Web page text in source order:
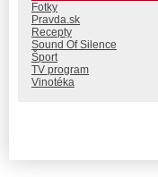
Fotky
Pravda.sk
Recepty
Sound Of Silence
Šport
TV program
Vinotéka